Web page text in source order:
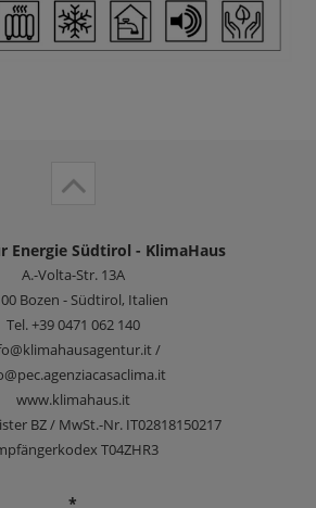
Energie Südtirol - KlimaHaus
A.-Volta-Str. 13A
Bozen - Südtirol, Italien
Tel.+39 0471 062 140
/
www.klimahaus.it
BZ / MwSt.-Nr. IT02818150217
T04ZHR3
*